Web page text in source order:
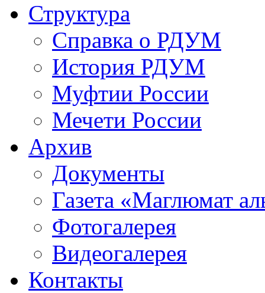
Структура
Справка о РДУМ
История РДУМ
Муфтии России
Мечети России
Архив
Документы
Газета «Маглюмат
Фотогалерея
Видеогалерея
Контакты